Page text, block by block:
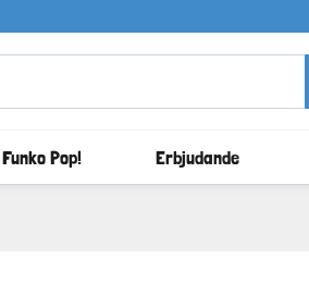
Funko Pop! Erbjudande